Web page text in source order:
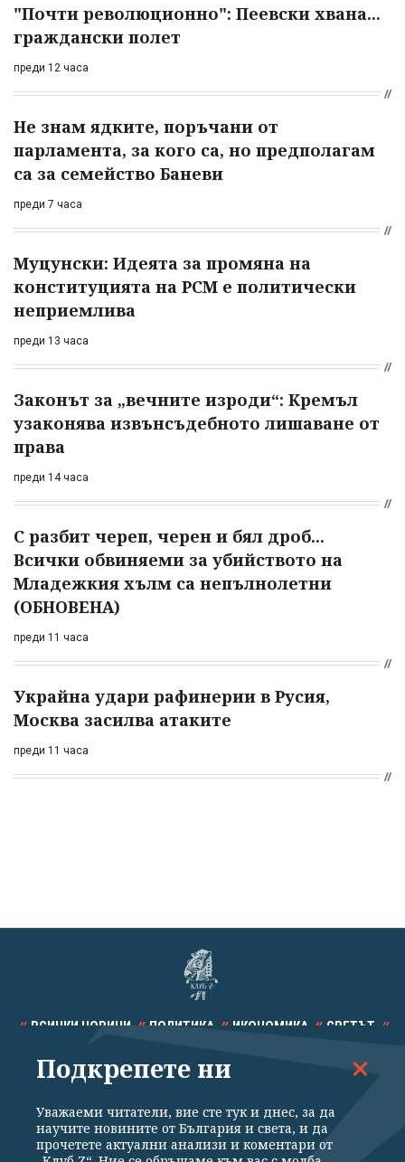
"Почти революционно": Пеевски хвана...
граждански полет
преди 12 часа
Не знам ядките, поръчани от
парламента, за кого са, но предполагам
са за семейство Баневи
преди 7 часа
Муцунски: Идеята за промяна на
конституцията на РСМ е политически
неприемлива
преди 13 часа
Законът за „вечните изроди“: Кремъл
узаконява извънсъдебното лишаване от
права
преди 14 часа
С разбит череп, черен и бял дроб...
Всички обвиняеми за убийството на
Младежкия хълм са непълнолетни
(ОБНОВЕНА)
преди 11 часа
Украйна удари рафинерии в Русия,
Москва засилва атаките
преди 11 часа
ВСИЧКИ НОВИНИ ПОЛИТИКА ИКОНОМИКА СВЕТЪТ
СПОРТ КУЛТУРА ТЕХНОЛОГИИ КАЛЕЙДОСКОП
Подкрепете ни
Уважаеми читатели, вие сте тук и днес, за да
научите новините от България и света, и да
прочетете актуални анализи и коментари от